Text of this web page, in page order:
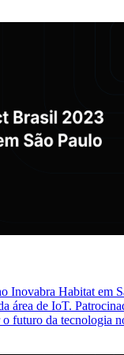
Inovabra Habitat em
área de IoT.
o futuro da tecnologia